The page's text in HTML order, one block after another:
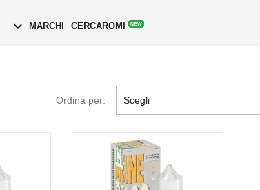
 MARCHI CERCAROMI NEW
Ordina per: Scegli
NON DISPONIBILE